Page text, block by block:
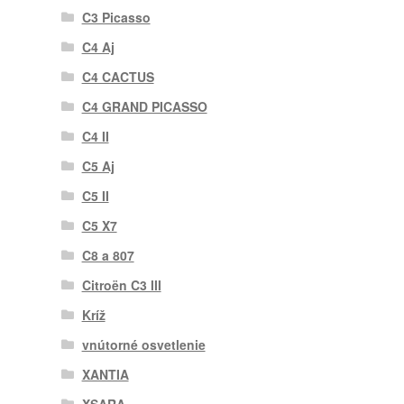
C3 Picasso
C4 Aj
C4 CACTUS
C4 GRAND PICASSO
C4 II
C5 Aj
C5 II
C5 X7
C8 a 807
Citroën C3 III
Kríž
vnútorné osvetlenie
XANTIA